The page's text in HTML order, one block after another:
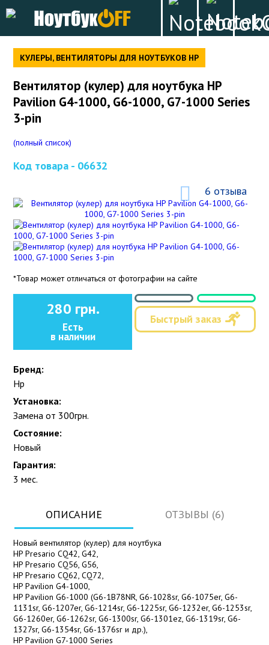
КУЛЕРЫ, ВЕНТИЛЯТОРЫ ДЛЯ НОУТБУКОВ HP
Вентилятор (кулер) для ноутбука HP
Pavilion G4-1000, G6-1000, G7-1000 Series
3-pin
(полный список)
Код товара - 06632
6 отзыва
*Товар может отличаться от фотографии на сайте
280 грн.
Есть
в наличии
Быстрый заказ
Бренд:
Hp
Установка:
Замена от 300грн.
Состояние:
Новый
Гарантия:
3 мес.
ОПИСАНИЕ ОТЗЫВЫ (6)
Новый вентилятор (кулер) для ноутбука
HP Presario CQ42, G42,
HP Presario CQ56, G56,
HP Presario CQ62, CQ72,
HP Pavilion G4-1000,
HP Pavilion G6-1000 (G6-1B78NR, G6-1028sr, G6-1075er, G6-
1131sr, G6-1207er, G6-1214sr, G6-1225sr, G6-1232er, G6-1253sr,
G6-1260er, G6-1262sr, G6-1300sr, G6-1301ez, G6-1319sr, G6-
1327sr, G6-1354sr, G6-1376sr и др.),
HP Pavilion G7-1000 Series